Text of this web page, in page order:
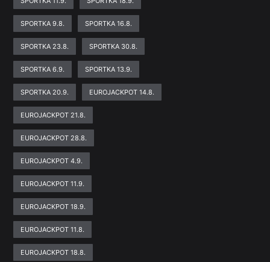
SPORTKA 9.8. SPORTKA 16.8.
SPORTKA 23.8. SPORTKA 30.8.
SPORTKA 6.9. SPORTKA 13.9.
SPORTKA 20.9. EUROJACKPOT 14.8.
EUROJACKPOT 21.8.
EUROJACKPOT 28.8.
EUROJACKPOT 4.9.
EUROJACKPOT 11.9.
EUROJACKPOT 18.9.
EUROJACKPOT 11.8.
EUROJACKPOT 18.8.